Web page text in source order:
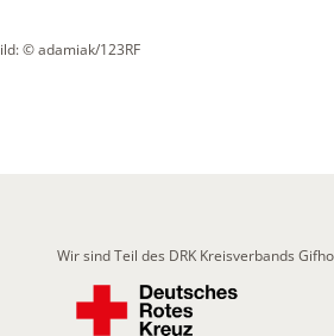
© adamiak/123RF
Wir sind Teil des DRK Kreisverbands